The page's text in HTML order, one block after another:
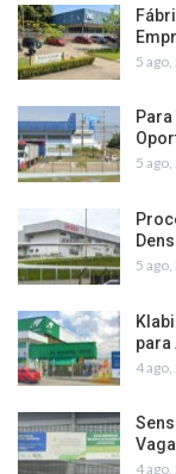
5
5
5
para
4
4